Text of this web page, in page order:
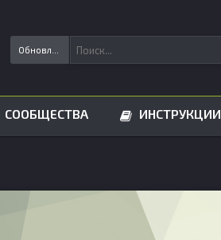
СООБЩЕСТВА ИНСТРУКЦИИ